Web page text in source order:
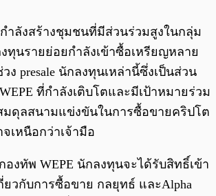
กำลังสร้างชุมชนที่มีส่วนร่วมสูงในกลุ่ม
งทุนรายย่อยกำลังเข้าซื้อเหรียญหลาย
ง presale นักลงทุนเหล่านี้ซึ่งเป็นส่วน
ที่กำลังเติบโตและมีเป้าหมายร่วม
มดุลสนามแข่งขันในการซื้อขายคริปโต
เหนือกว่าเจ้ามือ
องทัพ WEPE นักลงทุนจะได้รับสิทธิ์เข้า
ยวกับการซื้อขาย กลยุทธ์ และAlpha